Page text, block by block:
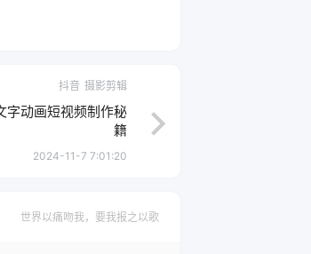
抖音 摄影剪辑
字动画短视频制作秘
籍
2024-11-7 7:01:20
世界以痛吻我，要我报之以歌